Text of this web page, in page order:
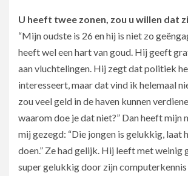
U heeft twee zonen, zou u willen dat
“Mijn oudste is 26 en hij is niet zo
heeft wel een hart van goud. Hij geeft
aan vluchtelingen. Hij zegt dat politiek
interesseert, maar dat vind ik helemaal
zou veel geld in de haven kunnen
waarom doe je dat niet?” Dan heeft mijn
mij gezegd: “Die jongen is gelukkig, laat
doen.” Ze had gelijk. Hij leeft met weinig
super gelukkig door zijn